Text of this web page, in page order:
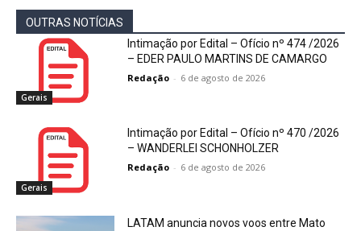
OUTRAS NOTÍCIAS
Gerais
Intimação por Edital – Ofício nº 474 /2026
– EDER PAULO MARTINS DE CAMARGO
Redação - 6 de agosto de 2026
Gerais
Intimação por Edital – Ofício nº 470 /2026
– WANDERLEI SCHONHOLZER
Redação - 6 de agosto de 2026
LATAM anuncia novos voos entre Mato